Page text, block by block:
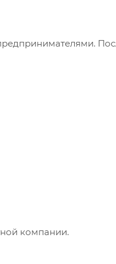
компании.